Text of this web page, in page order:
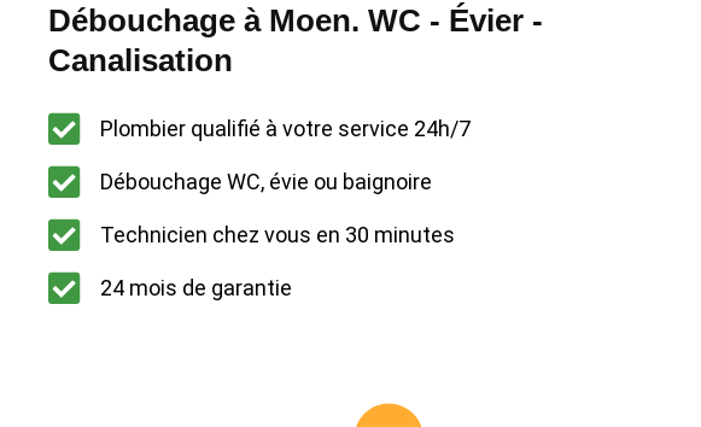
Débouchage à Moen. WC - Évier -
Canalisation
Plombier qualifié à votre service 24h/7
Débouchage WC, évie ou baignoire
Technicien chez vous en 30 minutes
24 mois de garantie